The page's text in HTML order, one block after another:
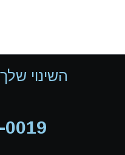
השינוי
0019